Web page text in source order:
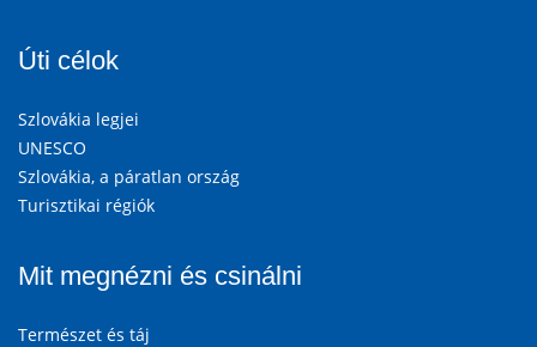
Úti célok
Szlovákia legjei
UNESCO
Szlovákia, a páratlan ország
Turisztikai régiók
Mit megnézni és csinálni
Természet és táj